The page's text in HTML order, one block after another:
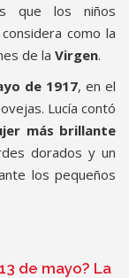
que los niños
como la
de la Virgen.
de 1917, en el
Lucía contó
más brillante
dorados y un
los pequeños
de mayo? La